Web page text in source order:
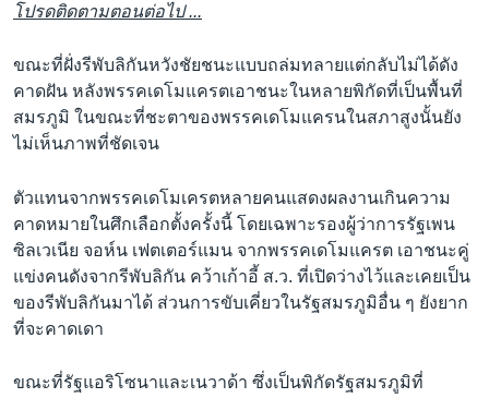
โปรดติดตามตอนต่อไป ...
ขณะที่ฝั่งรีพับลิกันหวังชัยชนะแบบถล่มทลายแต่กลับไม่ได้ดัง
คาดฝัน หลังพรรคเดโมแครตเอาชนะในหลายพิกัดที่เป็นพื้นที่
สมรภูมิ ในขณะที่ชะตาของพรรคเดโมแครนในสภาสูงนั้นยัง
ไม่เห็นภาพที่ชัดเจน
ตัวแทนจากพรรคเดโมเครตหลายคนแสดงผลงานเกินความ
คาดหมายในศึกเลือกตั้งครั้งนี้ โดยเฉพาะรองผู้ว่าการรัฐเพน
ซิลเวเนีย จอห์น เฟตเตอร์แมน จากพรรคเดโมแครต เอาชนะคู่
แข่งคนดังจากรีพับลิกัน คว้าเก้าอี้ ส.ว. ที่เปิดว่างไว้และเคยเป็น
ของรีพับลิกันมาได้ ส่วนการขับเคี่ยวในรัฐสมรภูมิอื่น ๆ ยังยาก
ที่จะคาดเดา
ขณะที่รัฐแอริโซนาและเนวาด้า ซึ่งเป็นพิกัดรัฐสมรภูมิที่